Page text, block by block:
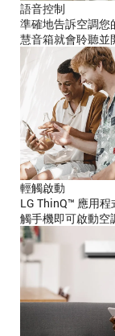
語音控制
準確地告訴空調您
慧音箱就會聆聽並
輕觸啟動
LG ThinQ™ 應用
觸手機即可啟動空